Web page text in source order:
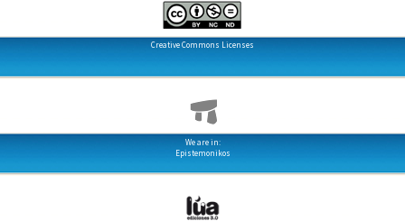
Creative Commons Licenses
We are in:
Epistemonikos